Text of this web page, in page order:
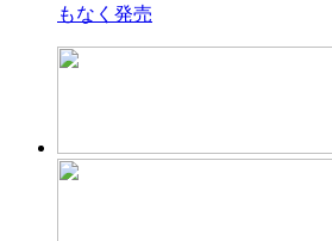
もなく発売